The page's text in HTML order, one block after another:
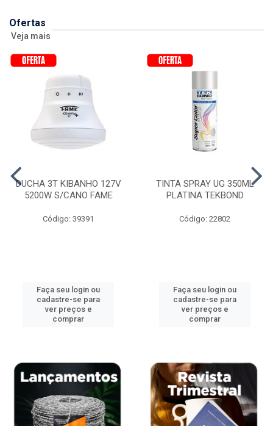
Ofertas
Veja mais
DUCHA 3T KIBANHO 127V
5200W S/CANO FAME
Código: 39391
Faça seu login ou
cadastre-se para
ver preços e
comprar
TINTA SPRAY UG 350ML
PLATINA TEKBOND
Código: 22802
Faça seu login ou
cadastre-se para
ver preços e
comprar